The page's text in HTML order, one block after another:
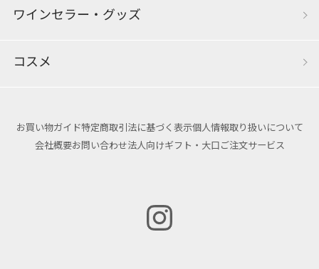
ワインセラー・グッズ
コスメ
お買い物ガイド特定商取引法に基づく表示個人情報取り扱いについて
会社概要お問い合わせ法人向けギフト・大口ご注文サービス